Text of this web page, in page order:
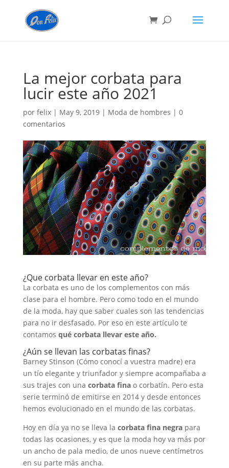
La mejor corbata para
lucir este año 2021
por felix| May 9, 2019| Moda de hombres | 0
comentarios
¿Que corbata llevar en este año?
La corbata es uno de los complementos con más
clase para el hombre. Pero como todo en el mundo
de la moda, hay que saber cuales son las tendencias
para no ir desfasado. Por eso en este artículo te
contamos qué corbata llevar este año.
¿Aún se llevan las corbatas finas?
Barney Stinson (Cómo conocí a vuestra madre) era
un tío elegante y triunfador y siempre acompañaba a
sus trajes con una corbata finao corbatín. Pero esta
serie terminó de emitirse en 2014 y desde entonces
hemos evolucionado en el mundo de las corbatas.
Hoy en día ya no se lleva la corbata fina negrapara
todas las ocasiones, y es que la moda hoy va más por
un ancho de pala medio, de unos nueve centímetros
en su parte más ancha.